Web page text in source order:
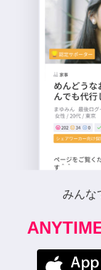
みんな